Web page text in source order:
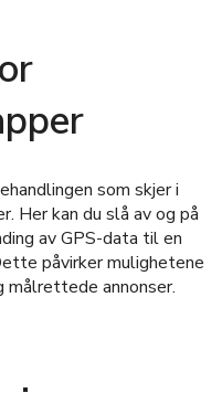
som skjer i
Her kan du slå av og på
av GPS-data til en
påvirker mulighetene
annonser.